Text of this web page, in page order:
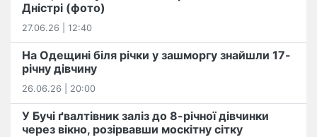
Дністрі (фото)
27.06.26 | 12:40
На Одещині біля річки у зашморгу знайшли 17-
річну дівчину
26.06.26 | 20:00
У Бучі ґвалтівник заліз до 8-річної дівчинки
через вікно, розірвавши москітну сітку